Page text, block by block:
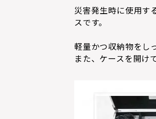
災害発生時に使用す
スです。
軽量かつ収納物をし
また、ケースを開け